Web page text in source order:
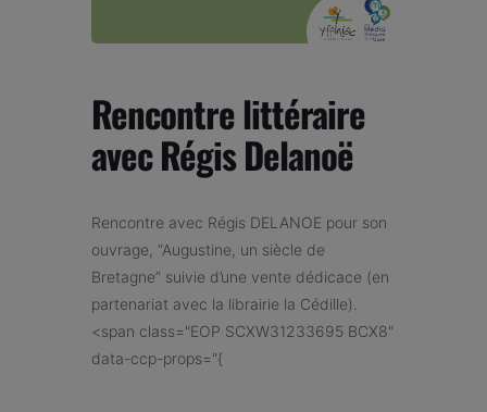
Rencontre littéraire
avec Régis Delanoë
Rencontre avec Régis DELANOE pour son
ouvrage “Augustine, un siècle de
Bretagne” suivie d’une vente dédicace (en
partenariat avec la librairie la Cédille).
<span class="EOP SCXW31233695 BCX8"
data-ccp-props="{